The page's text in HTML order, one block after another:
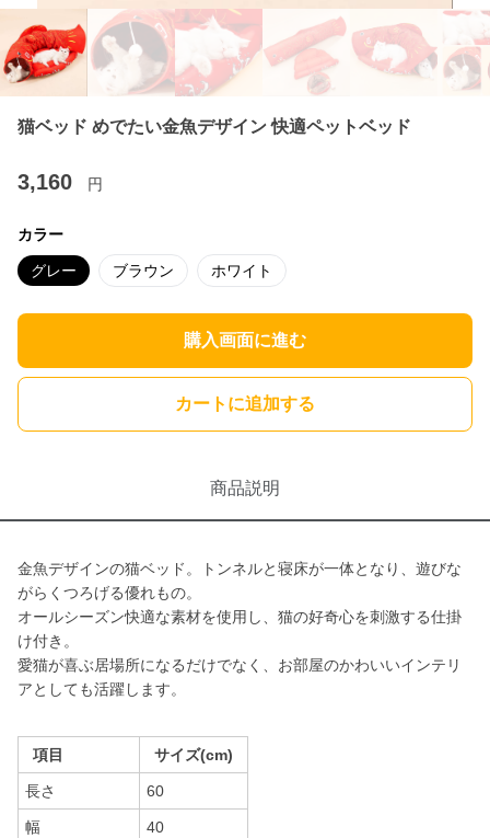
猫ベッド めでたい金魚デザイン 快適ペットベッド
3,160 円
カラー
グレー ブラウン ホワイト
購入画面に進む
カートに追加する
商品説明
金魚デザインの猫ベッド。トンネルと寝床が一体となり、遊びな
がらくつろげる優れもの。
オールシーズン快適な素材を使用し、猫の好奇心を刺激する仕掛
け付き。
愛猫が喜ぶ居場所になるだけでなく、お部屋のかわいいインテリ
アとしても活躍します。
項目 サイズ(cm)
長さ 60
幅 40